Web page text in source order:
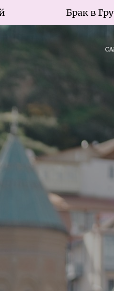
Брак в Грузии